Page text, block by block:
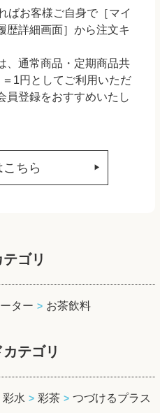
ばお客様ご自身で［マイ
歴詳細画面］から注文キ
、通常商品・定期商品共
1円としてご利用いただ
員登録をおすすめいたし
ちら
ゴリ
ター お茶飲料
テゴリ
彩水 彩茶 つづけるプラス